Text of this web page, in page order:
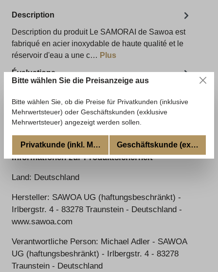
Description
Description du produit Le SAMORAI de Sawoa est
fabriqué en acier inoxydable de haute qualité et le
réservoir d'eau a une c… Plus
Évaluations
Sawoaentwickelt einzigartige Samowar, die die
besonderen Ansprüche von qualitativ
hochwertigem Teegenuss verwirklichen.
Informationen zur Produktsicherheit
Land: Deutschland
Hersteller: SAWOA UG (haftungsbeschränkt) -
Irlbergstr. 4 - 83278 Traunstein - Deutschland -
www.sawoa.com
Verantwortliche Person: Michael Adler - SAWOA
UG (haftungsbeshränkt) - Irlbergstr. 4 - 83278
Traunstein - Deutschland
Bitte wählen Sie die Preisanzeige aus
Bitte wählen Sie, ob die Preise für Privatkunden (inklusive
Mehrwertsteuer) oder Geschäftskunden (exklusive
Mehrwertsteuer) angezeigt werden sollen.
Privatkunde (inkl. MwSt.) Geschäftskunde (excl.